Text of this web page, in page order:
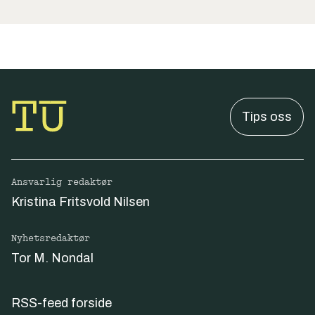
Tips oss
Ansvarlig redaktør
Kristina Fritsvold Nilsen
Nyhetsredaktør
Tor M. Nondal
RSS-feed forside